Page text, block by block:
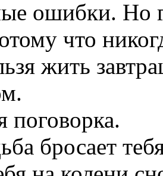
ошибки. Но
что
жить
бросает